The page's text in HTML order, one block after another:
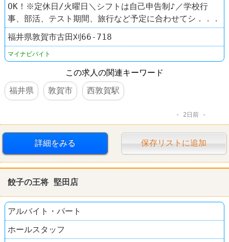
OK！※定休日/火曜日＼シフトは自己申告制♪／学校行
事、部活、テスト期間、旅行など予定に合わせてシ．．．
福井県敦賀市古田刈66-718
マイナビバイト
この求人の関連キーワード
福井県
敦賀市 西敦賀駅
2日前
詳細をみる 保存リストに追加
餃子の王将 堅田店
アルバイト・パート
ホールスタッフ